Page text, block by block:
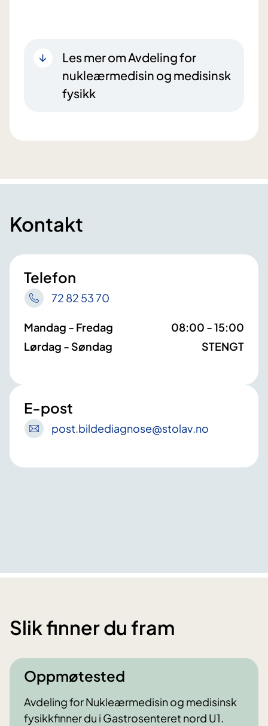
Les mer om Avdeling for
nukleærmedisin og medisinsk
fysikk
Kontakt
Telefon
72 82 53 70
Mandag - Fredag
08:00 - 15:00
Lørdag - Søndag
STENGT
E-post
post.bildediagnose@stolav.no
Slik finner du fram
Oppmøtested
Avdeling for Nukleærmedisin og medisinsk
fysikkfinner du i Gastrosenteret nord U1.